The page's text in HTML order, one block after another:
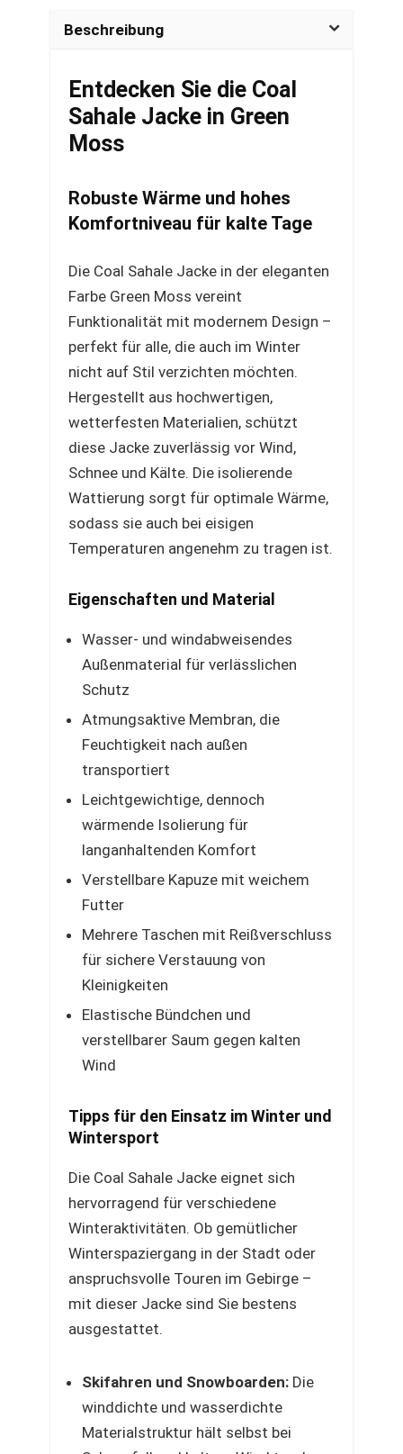
Beschreibung
Entdecken Sie die Coal
Sahale Jacke in Green
Moss
Robuste Wärme und hohes
Komfortniveau für kalte Tage
Die Coal Sahale Jacke in der eleganten
Farbe Green Moss vereint
Funktionalität mit modernem Design –
perfekt für alle, die auch im Winter
nicht auf Stil verzichten möchten.
Hergestellt aus hochwertigen,
wetterfesten Materialien, schützt
diese Jacke zuverlässig vor Wind,
Schnee und Kälte. Die isolierende
Wattierung sorgt für optimale Wärme,
sodass sie auch bei eisigen
Temperaturen angenehm zu tragen ist.
Eigenschaften und Material
Wasser- und windabweisendes
Außenmaterial für verlässlichen
Schutz
Atmungsaktive Membran, die
Feuchtigkeit nach außen
transportiert
Leichtgewichtige, dennoch
wärmende Isolierung für
langanhaltenden Komfort
Verstellbare Kapuze mit weichem
Futter
Mehrere Taschen mit Reißverschluss
für sichere Verstauung von
Kleinigkeiten
Elastische Bündchen und
verstellbarer Saum gegen kalten
Wind
Tipps für den Einsatz im Winter und
Wintersport
Die Coal Sahale Jacke eignet sich
hervorragend für verschiedene
Winteraktivitäten. Ob gemütlicher
Winterspaziergang in der Stadt oder
anspruchsvolle Touren im Gebirge –
mit dieser Jacke sind Sie bestens
ausgestattet.
Skifahren und Snowboarden: Die
winddichte und wasserdichte
Materialstruktur hält selbst bei